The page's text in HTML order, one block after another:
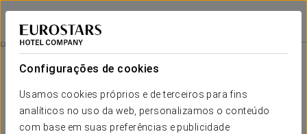
Configurações de cookies
Usamos cookies próprios e de terceiros para fins
analíticos no uso da web, personalizamos o conteúdo
com base em suas preferências e publicidade
Eurostars San Antón
GRANADA
Terraço
Desfrute de uma atmosfera exclusiva na nossa varanda, um
local perfeito para relaxar enquanto aprecia vistas